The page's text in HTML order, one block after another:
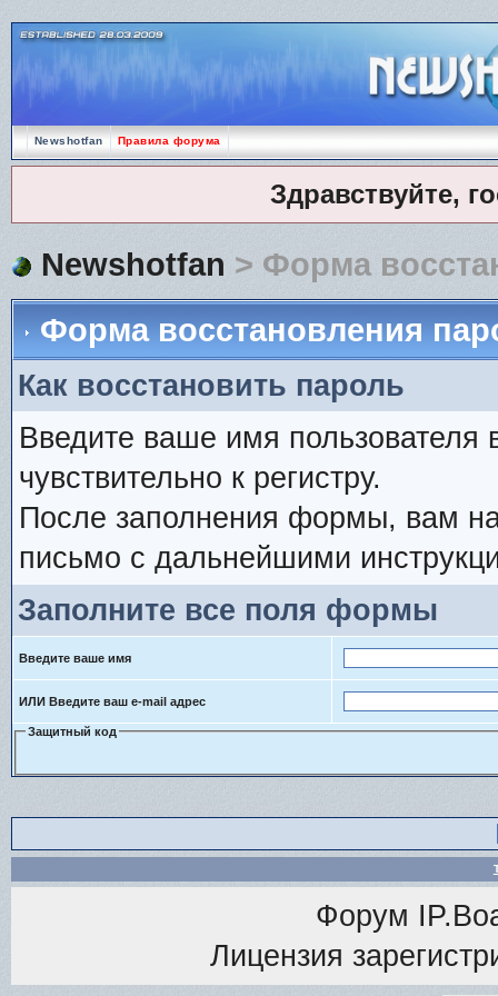
Newshotfan Правила форума
Здравствуйте,
Newshotfan > Форма
Форма восстановления
Как восстановить пароль
Введите ваше имя
чувствительно к регистру.
После заполнения формы, вам на
письмо с дальнейшими
Заполните все поля формы
Введите ваше имя
ИЛИ Введите ваш e-mail адрес
Защитный код
Форум
Лицензия